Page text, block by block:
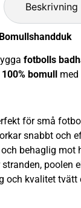
Beskrivning
fotbolls
100% bomull
för små
snabbt och
behaglig mot
stranden, poolen
och kvalitet